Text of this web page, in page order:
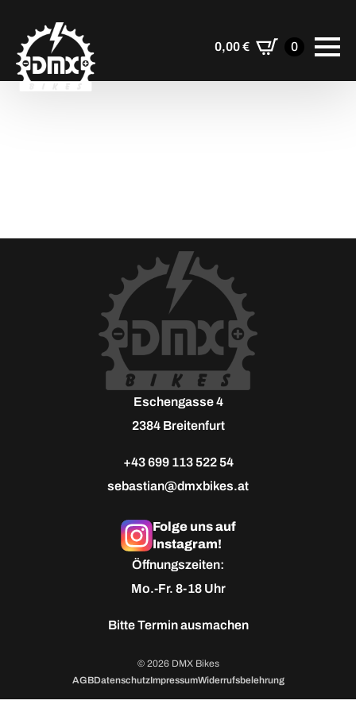
0,00€ 0
Eschengasse 4
2384 Breitenfurt
+43 699 113 522 54
sebastian@dmxbikes.at
Folge uns auf
Instagram!
Öffnungszeiten:
Mo.-Fr. 8-18 Uhr
BitteTermin ausmachen
© 2026 DMX Bikes
AGBDatenschutzImpressumWiderrufsbelehrung